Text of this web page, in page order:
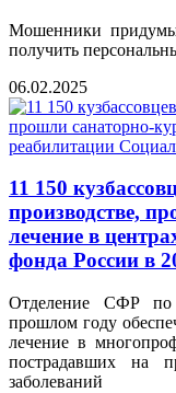
Мошенники
получить
06.02.2025
11 150
производстве,
лечение в
фонда России в
Отделение СФР по
прошлом году
лечение в
пострадавших на
заболеваний